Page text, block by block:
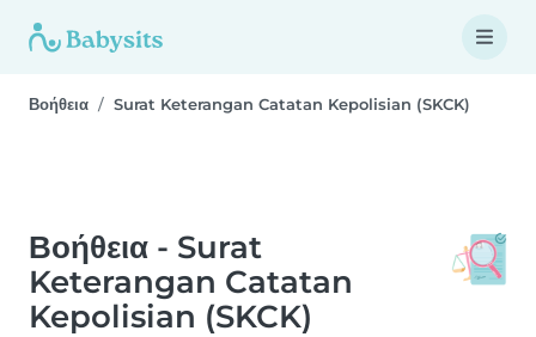
Βοήθεια Surat Keterangan Catatan Kepolisian (SKCK)
Βοήθεια - Surat
Keterangan Catatan
Kepolisian (SKCK)